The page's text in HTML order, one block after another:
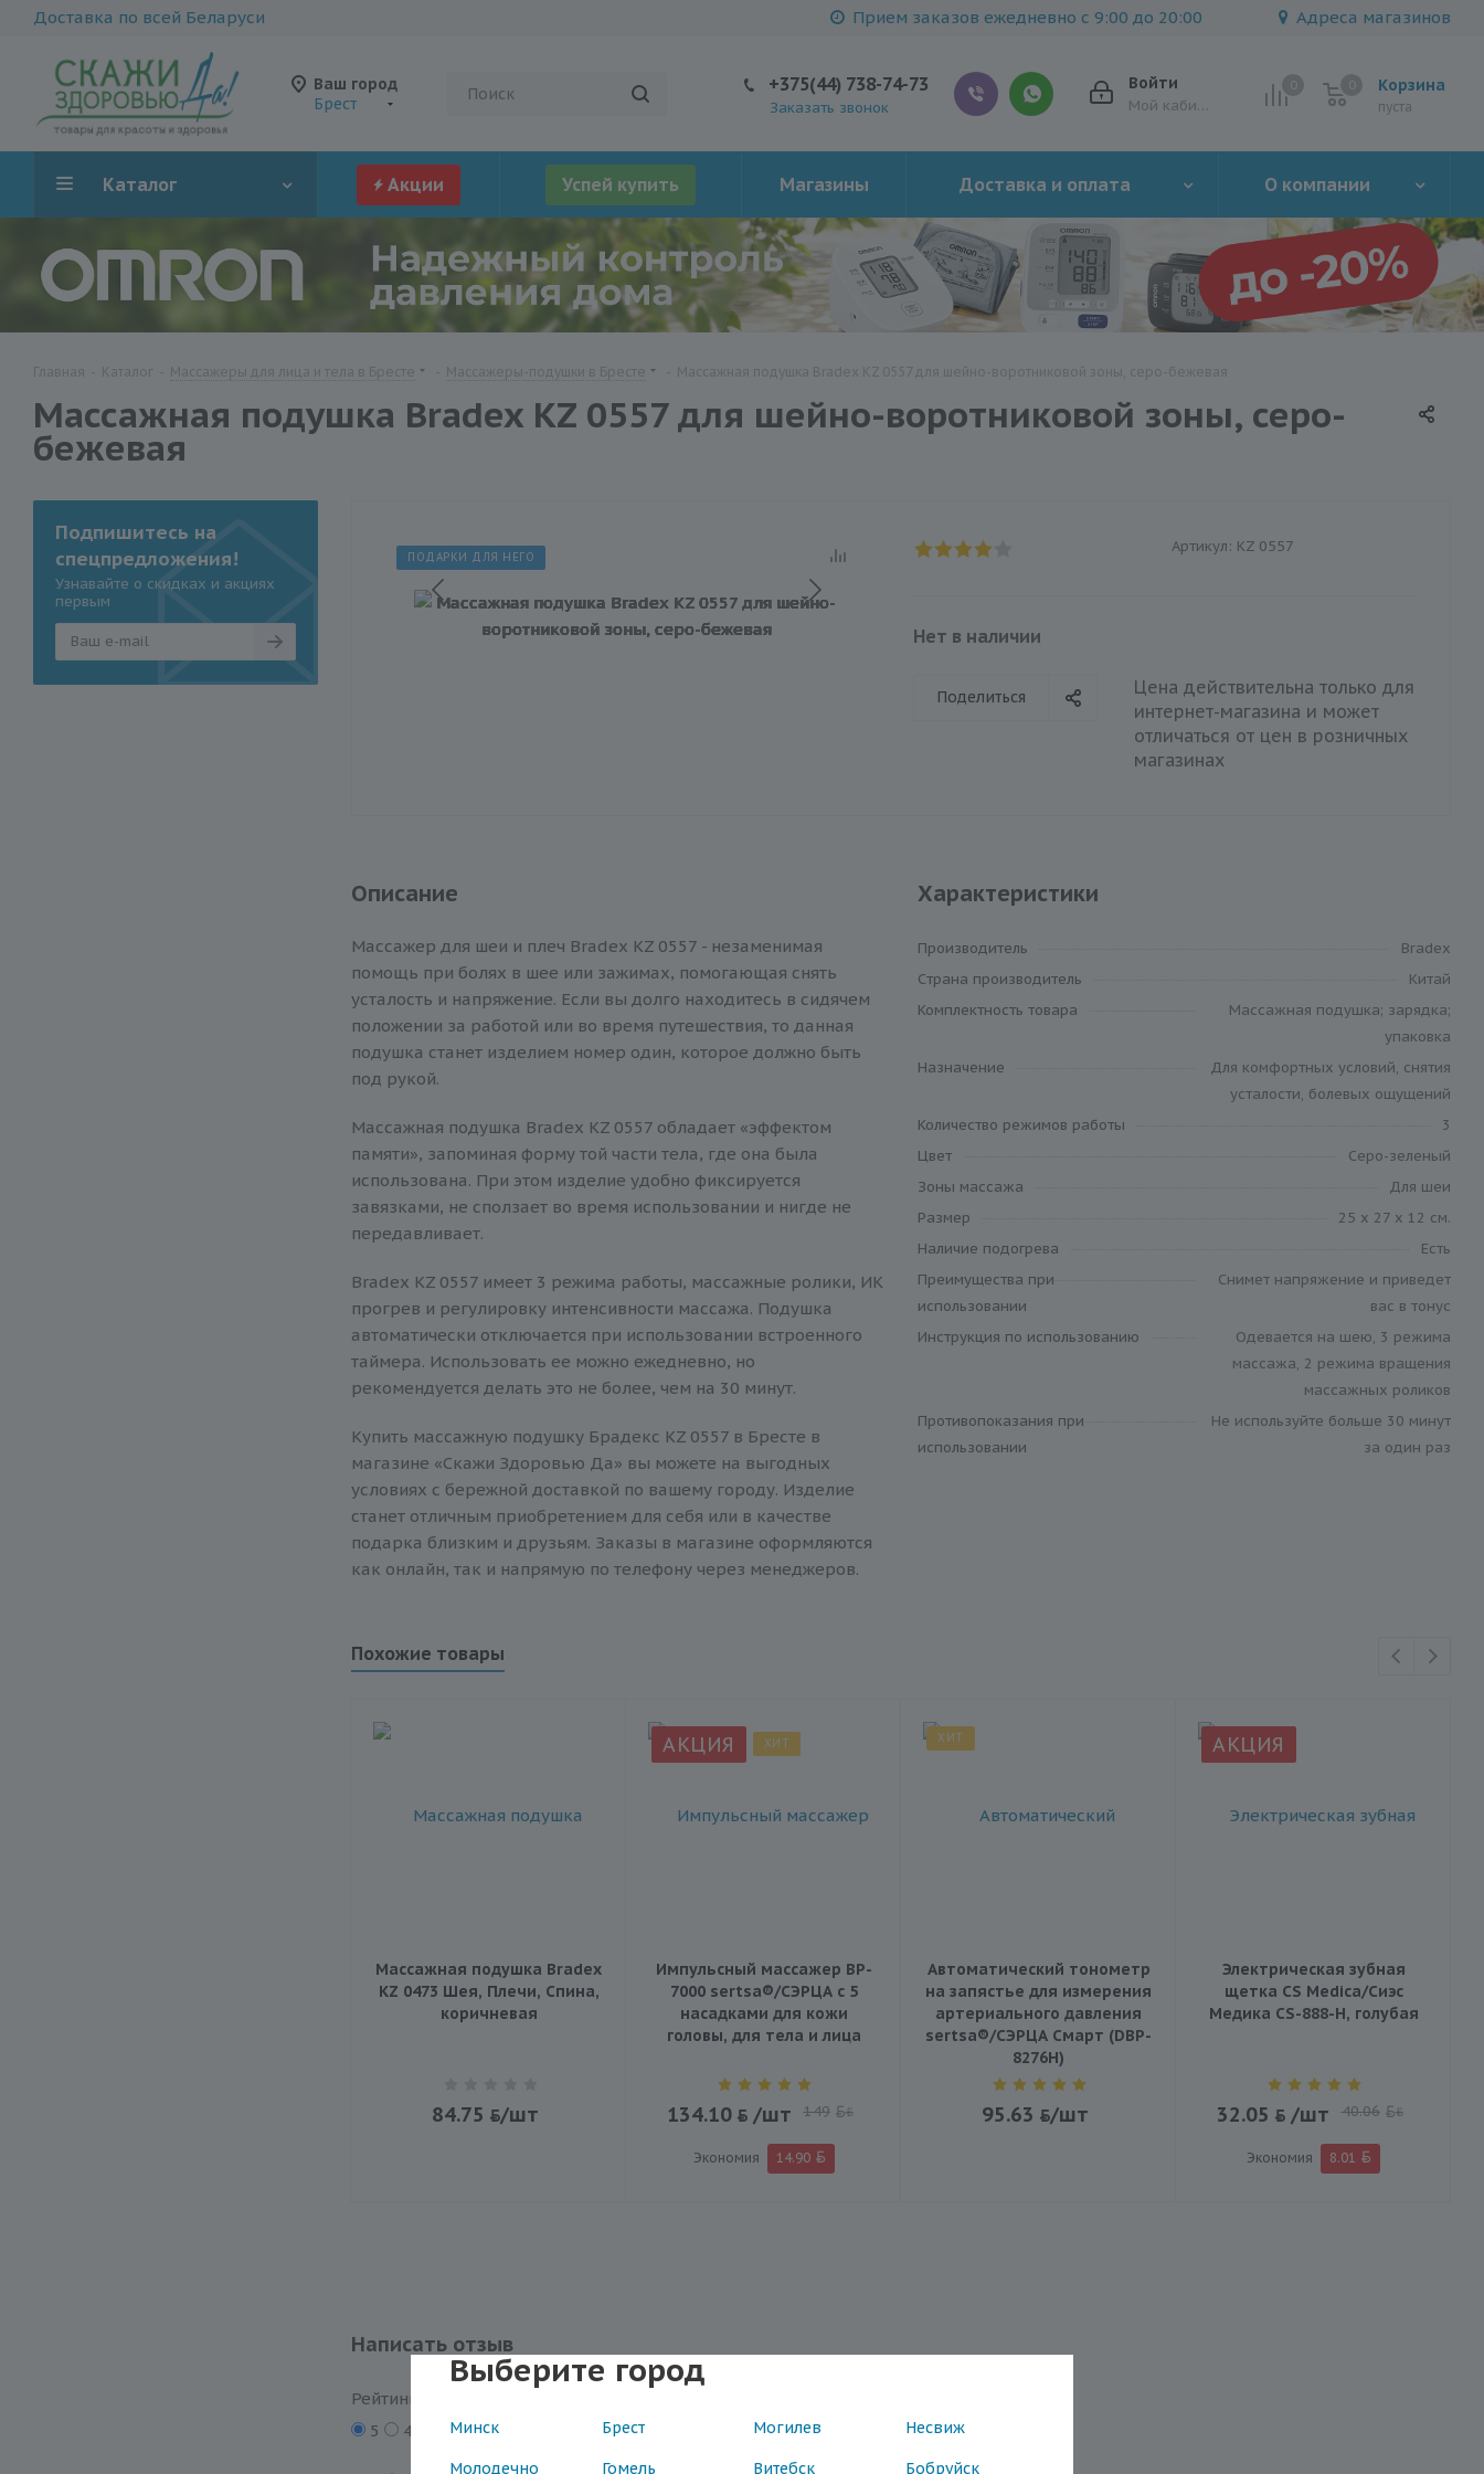
Выберите город
Минск Брест Могилев Несвиж
Молодечно Гомель Витебск Бобруйск
Доставка по всей Беларуси Прием заказов ежедневно с 9:00 до 20:00 Адреса магазинов
Ваш город
Брест
Корзина
пуста
Войти
Мой кабинет
+375(44) 738-74-73
Заказать звонок
Каталог Акции Успей купить Магазины Доставка и оплата О компании
Массажная подушка Bradex KZ 0557 для шейно-воротниковой зоны, серо-
бежевая
ПОДАРКИ ДЛЯ НЕГО
Артикул: KZ 0557
Нет в наличии
Поделиться
Цена действительна только для
интернет-магазина и может
отличаться от цен в розничных
магазинах
Описание
Массажер для шеи и плеч Bradex KZ 0557 - незаменимая
помощь при болях в шее или зажимах, помогающая снять
усталость и напряжение. Если вы долго находитесь в сидячем
положении за работой или во время путешествия, то данная
подушка станет изделием номер один, которое должно быть
под рукой.
Массажная подушка Bradex KZ 0557 обладает «эффектом
памяти», запоминая форму той части тела, где она была
использована. При этом изделие удобно фиксируется
завязками, не сползает во время использовании и нигде не
передавливает.
Bradex KZ 0557 имеет 3 режима работы, массажные ролики, ИК
прогрев и регулировку интенсивности массажа. Подушка
автоматически отключается при использовании встроенного
таймера. Использовать ее можно ежедневно, но
рекомендуется делать это не более, чем на 30 минут.
Купить массажную подушку Брадекс KZ 0557 в Бресте в
магазине «Скажи Здоровью Да» вы можете на выгодных
условиях с бережной доставкой по вашему городу. Изделие
станет отличным приобретением для себя или в качестве
подарка близким и друзьям. Заказы в магазине оформляются
как онлайн, так и напрямую по телефону через менеджеров.
Характеристики
Производитель
Bradex
Cтрана производитель
Китай
Комплектность товара
Массажная подушка; зарядка;
упаковка
Назначение
Для комфортных условий, снятия
усталости, болевых ощущений
Количество режимов работы
3
Цвет
Серо-зеленый
Зоны массажа
Для шеи
Размер
25 x 27 x 12 см.
Наличие подогрева
Есть
Преимущества при
использовании
Снимет напряжение и приведет
вас в тонус
Инструкция по использованию
Одевается на шею, 3 режима
массажа, 2 режима вращения
массажных роликов
Противопоказания при
использовании
Не используйте больше 30 минут
за один раз
Похожие товары
Массажная подушка Bradex
KZ 0473 Шея, Плечи, Спина,
коричневая
84.75 /шт
АКЦИЯ ХИТ
Импульсный массажер BP-
7000 sertsa®/СЭРЦА с 5
насадками для кожи
головы, для тела и лица
134.10 /шт 149 BYN
Экономия 14.90
ХИТ
Автоматический тонометр
на запястье для измерения
артериального давления
sertsa®/СЭРЦА Смарт (DBP-
8276H)
95.63 /шт
АКЦИЯ
Электрическая зубная
щетка CS Medica/Сиэс
Медика CS-888-H, голубая
32.05 /шт 40.06 BYN
Экономия 8.01
Написать отзыв
Рейтинг
5
4 2
Подпишитесь на
спецпредложения!
Узнавайте о скидках и акциях
первым